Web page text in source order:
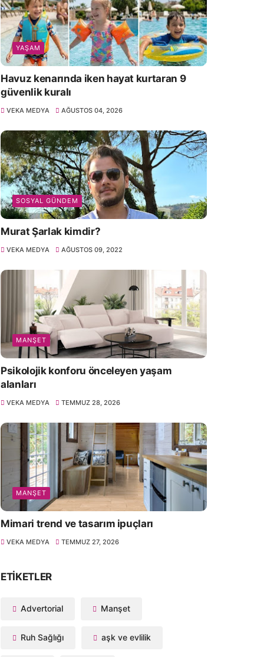
YAŞAM
Havuz kenarında iken hayat kurtaran 9
güvenlik kuralı
VEKA MEDYA AĞUSTOS 04, 2026
SOSYAL GÜNDEM
Murat Şarlak kimdir?
VEKA MEDYA AĞUSTOS 09, 2022
MANŞET
Psikolojik konforu önceleyen yaşam
alanları
VEKA MEDYA TEMMUZ 28, 2026
MANŞET
Mimari trend ve tasarım ipuçları
VEKA MEDYA TEMMUZ 27, 2026
ETIKETLER
Advertorial Manşet
Ruh Sağlığı aşk ve evlilik